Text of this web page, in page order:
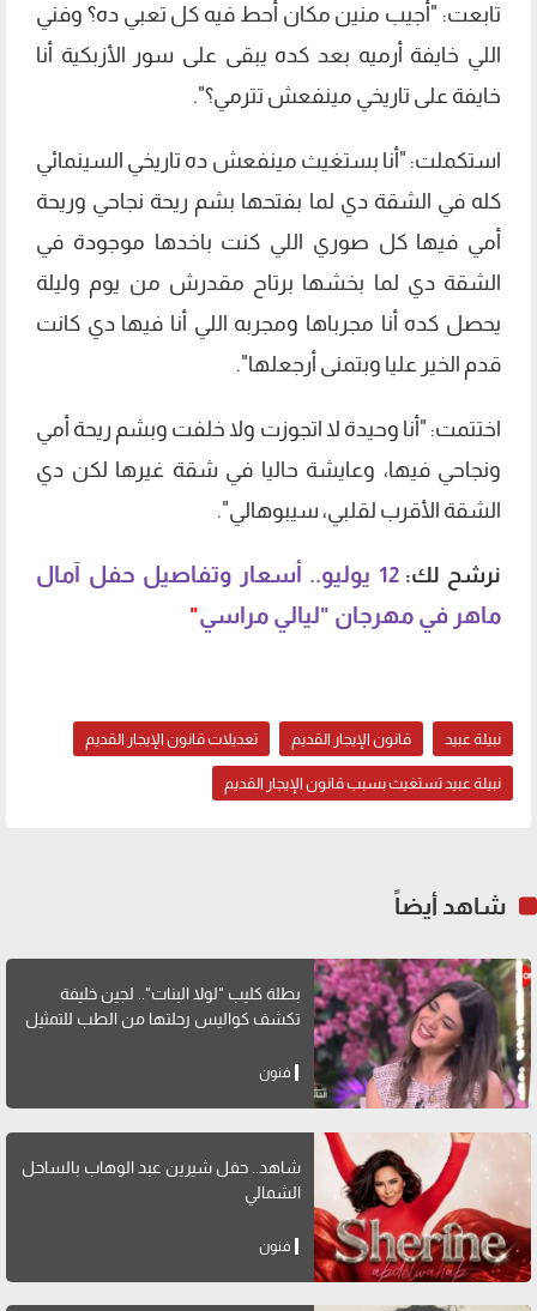
تابعت: "أجيب منين مكان أحط فيه كل تعبي ده؟ وفني
اللي خايفة أرميه بعد كده يبقى على سور الأزبكية أنا
خايفة على تاريخي مينفعش تترمي؟".
استكملت: "أنا بستغيث مينفعش ده تاريخي السينمائي
كله في الشقة دي لما بفتحها بشم ريحة نجاحي وريحة
أمي فيها كل صوري اللي كنت باخدها موجودة في
الشقة دي لما بخشها برتاح مقدرش من يوم وليلة
يحصل كده أنا مجرباها ومجربه اللي أنا فيها دي كانت
قدم الخير عليا وبتمنى أرجعلها".
اختتمت: "أنا وحيدة لا اتجوزت ولا خلفت وبشم ريحة أمي
ونجاحي فيها، وعايشة حاليا في شقة غيرها لكن دي
الشقة الأقرب لقلبي، سيبوهالي".
نرشح لك:
12 يوليو.. أسعار وتفاصيل حفل آمال
ماهر في مهرجان "ليالي مراسي"
نبيلة عبيد قانون الإيجار القديم تعديلات قانون الإيجار القديم
نبيلة عبيد تستغيث بسبب قانون الإيجار القديم
شاهد أيضاً
بطلة كليب "لولا البنات".. لجين خليفة
تكشف كواليس رحلتها من الطب للتمثيل
فنون
شاهد.. حفل شيرين عبد الوهاب بالساحل
الشمالي
فنون